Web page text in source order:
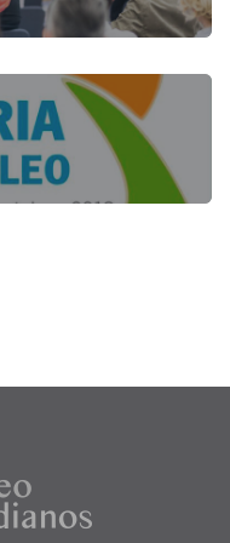
Menores y
Servicio Integral